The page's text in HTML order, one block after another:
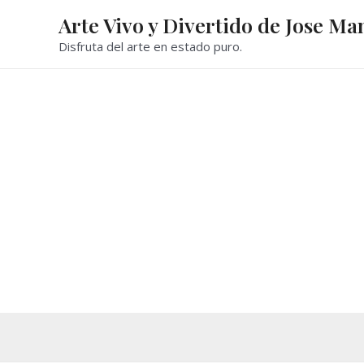
contenido
Arte Vivo y Divertido de Jose
Disfruta del arte en estado puro.